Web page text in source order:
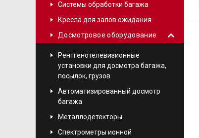
Системы обработки багажа
Кресла для залов ожидания
Досмотровое оборудование
Рентгенотелевизионные
установки для досмотра багажа,
посылок, грузов
Автоматизированный досмотр
багажа
Металлодетекторы
Спектрометры ионной